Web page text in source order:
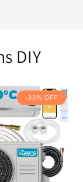
DIY
-33% OFF